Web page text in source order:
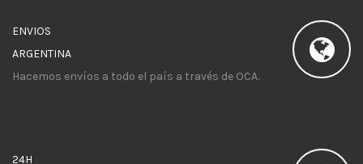
ENVIOS
ARGENTINA
Hacemos envíos a todo el país a través de OCA.
24H